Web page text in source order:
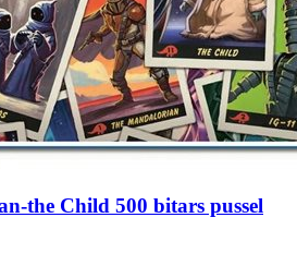
the Child 500 bitars pussel